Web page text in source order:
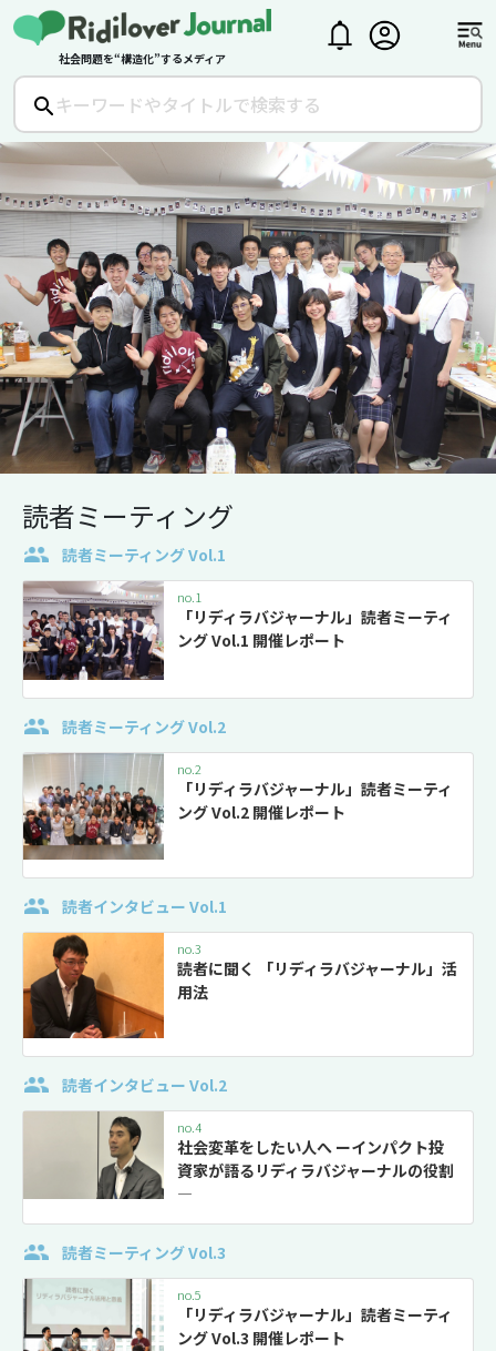
社会問題を“構造化”するメディア
読者ミーティング
読者ミーティング Vol.1
no.1
「リディラバジャーナル」読者ミーティ
ング Vol.1 開催レポート
読者ミーティング Vol.2
no.2
「リディラバジャーナル」読者ミーティ
ング Vol.2 開催レポート
読者インタビュー Vol.1
no.3
読者に聞く 「リディラバジャーナル」活
用法
読者インタビュー Vol.2
no.4
社会変革をしたい人へ ーインパクト投
資家が語るリディラバジャーナルの役割
―
読者ミーティング Vol.3
no.5
「リディラバジャーナル」読者ミーティ
ング Vol.3 開催レポート